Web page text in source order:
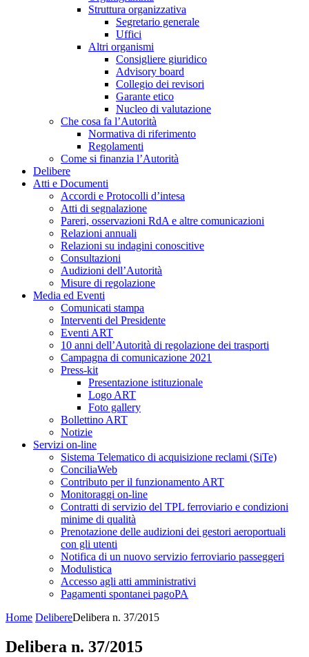
Struttura organizzativa
Segretario generale
Uffici
Altri organismi
Consigliere giuridico
Advisory board
Collegio dei revisori
Garante etico
Nucleo di valutazione
Che cosa fa l’Autorità
Normativa di riferimento
Regolamenti
Come si finanzia l’Autorità
Delibere
Atti e Documenti
Accordi e Protocolli d’intesa
Atti di segnalazione
Pareri, osservazioni RdA e altre comunicazioni
Relazioni annuali
Relazioni su indagini conoscitive
Consultazioni
Audizioni dell’Autorità
Misure di regolazione
Media ed Eventi
Comunicati stampa
Interventi del Presidente
Eventi ART
10 anni dell’Autorità di regolazione dei trasporti
Campagna di comunicazione 2021
Press-kit
Presentazione istituzionale
Logo ART
Foto gallery
Bollettino ART
Notizie
Servizi on-line
Sistema Telematico di acquisizione reclami (SiTe)
ConciliaWeb
Contributo per il funzionamento ART
Monitoraggi on-line
Contratti di servizio del TPL ferroviario e condizioni
minime di qualità
Prenotazione delle audizioni dei gestori aeroportuali
con gli utenti
Notifica di un nuovo servizio ferroviario passeggeri
Modulistica
Accesso agli atti amministrativi
Pagamenti spontanei pagoPA
Home DelibereDelibera n. 37/2015
Delibera n. 37/2015